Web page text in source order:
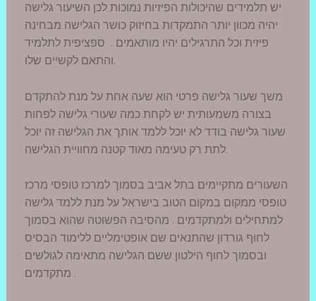
יש תלמידים שהיכולות הפיזיות נמוכות לכן השיעור גלישה
יהיה מכוון יותר התמקדות בחיזוק כושר הגלישה מבחינה
פיזית וכל התרגילים יהיו מותאמים . ספציפית לתלמיד
והתאם לקשיים שלו.
משך שעור גלישה פרטי הוא שעה אחת על מנת להתקדם
בצורה משמעותית יש לקחת כמה שעורי גלישה לפחות
שעור גלישה בודד לא יוכל ללמד אותך את הגלישה זה יוכל
לתת רק טעימה מאוד קטנה מחוויית הגלישה.
השעורים מתקיימים בתל אביב בסמוך למרכז טופסי מרכז
טופסי ממקום במקום הטוב בישראל על מנת ללמד גלישה
למתחילים ולמתקדמים . מהסיבה הפשוטה שהוא בסמוך
לחוף גורדון שהתנאים שם אופטימליים ללימוד הבסיס
ובסמוך לחוף הילטון ששם הגלישה מתאימה לגולשים
מתקדמים .